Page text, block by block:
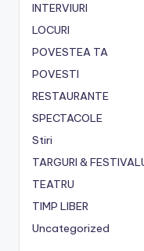
INTERVIURI
LOCURI
POVESTEA TA
POVESTI
RESTAURANTE
SPECTACOLE
Stiri
TARGURI &
TEATRU
TIMP LIBER
Uncategorized